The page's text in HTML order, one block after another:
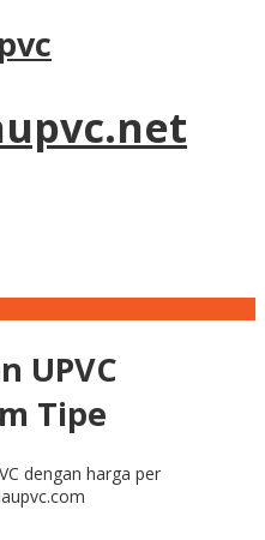
UPVC
Tipe
dengan harga per